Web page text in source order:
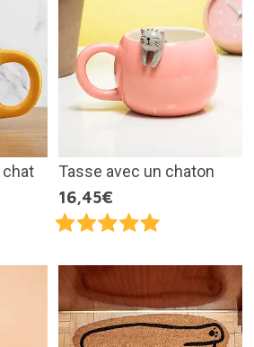
Tasse avec un chaton
16,45€